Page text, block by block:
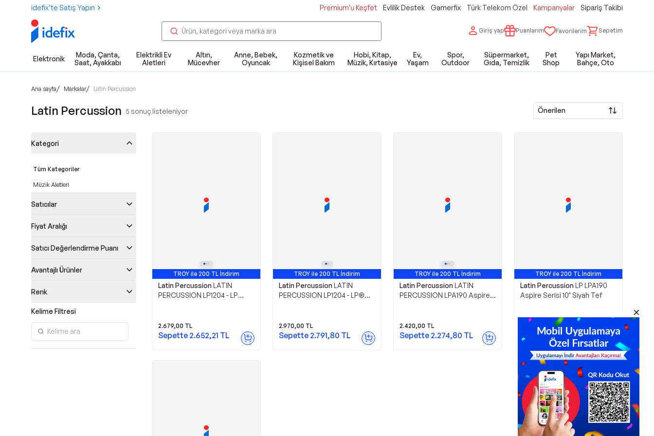
idefix’te Satış Yapın Premium'u Keşfet Evlilik Destek Gamerfix Türk Telekom Özel Kampanyalar Sipariş Takibi
Giriş yap Puanlarım Favorilerim Sepetim
Elektronik
Moda, Çanta,
Saat, Ayakkabı
Elektrikli Ev
Aletleri
Altın,
Mücevher
Anne, Bebek,
Oyuncak
Kozmetik ve
Kişisel Bakım
Hobi, Kitap,
Müzik, Kırtasiye
Ev,
Yaşam
Spor,
Outdoor
Süpermarket,
Gıda, Temizlik
Pet
Shop
Yapı Market,
Bahçe, Oto
Ana sayfa/ Markalar/ Latin Percussion
Latin Percussion 5 sonuç listeleniyor Önerilen
Kategori
Tüm Kategoriler
Müzik Aletleri
Satıcılar
Fiyat Aralığı
Satıcı Değerlendirme Puanı
Avantajlı Ürünler
Renk
Kelime Filtresi
TROY ile 200 TL İndirim
Latin Percussion LATIN
PERCUSSION LP1204 - LP
2.679,00 TL
Sepette 2.652,21 TL
TROY ile 200 TL İndirim
Latin Percussion LATIN
PERCUSSION LP1204 - LP®
2.970,00 TL
Sepette 2.791,80 TL
TROY ile 200 TL İndirim
Latin Percussion LATIN
PERCUSSION LPA190 Aspire
2.420,00 TL
Sepette 2.274,80 TL
TROY ile 200 TL İndirim
Latin Percussion LP LPA190
Aspire Serisi 10" Siyah Tef
2.346,00 TL
Sepette2.139,08TL